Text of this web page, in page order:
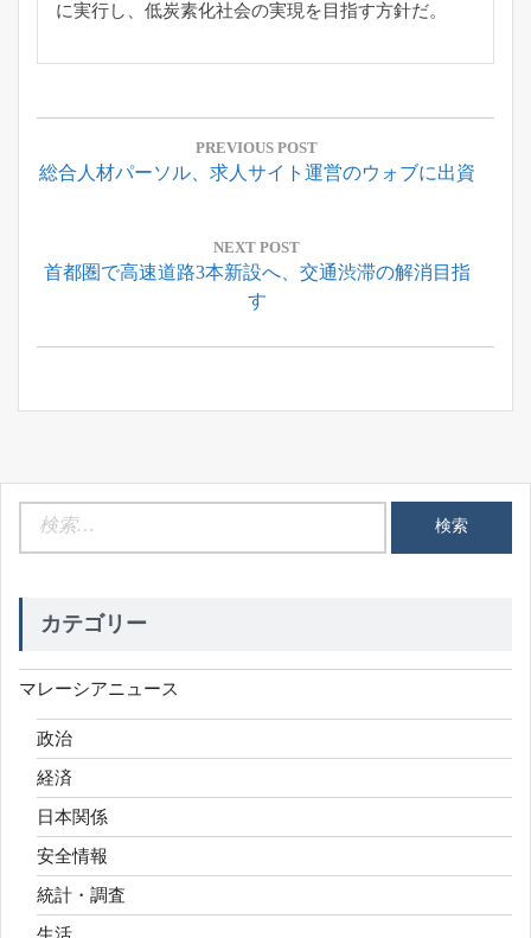
に実行し、低炭素化社会の実現を目指す方針だ。
投
ナ
ー
ョ
PREVIOUS POST
Previous
総合人材パーソル、求人サイト運営のウォブに出資
NEXT POST
Next
首都圏で高速道路3本新設へ、交通渋滞の解消目指
す
カテゴリー
マレーシアニュース
政治
経済
日本関係
安全情報
統計・調査